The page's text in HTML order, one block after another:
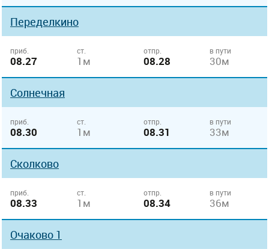
Переделкино
приб.
08.27
ст.
1м
отпр.
08.28
в пути
30м
Солнечная
приб.
08.30
ст.
1м
отпр.
08.31
в пути
33м
Сколково
приб.
08.33
ст.
1м
отпр.
08.34
в пути
36м
Очаково 1